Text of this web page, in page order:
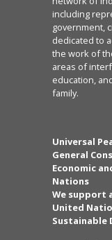
including
government,
dedicated to
the work of
areas of
education,
family.
Universal
General
Economic
Nations
We support
United
Sustainable